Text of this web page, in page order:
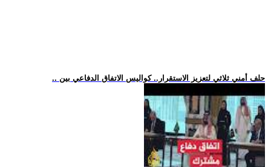
.. حلف أمني ثلاثي لتعزيز الاستقرار.. كواليس الاتفاق الدفاعي بين